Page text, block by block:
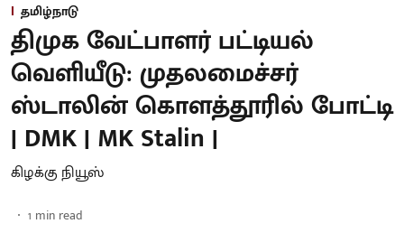
தமிழ்நாடு
திமுக வேட்பாளர் பட்டியல்
வெளியீடு: முதலமைச்சர்
ஸ்டாலின் கொளத்தூரில் போட்டி
| DMK | MK Stalin |
கிழக்கு நியூஸ்
1 min read